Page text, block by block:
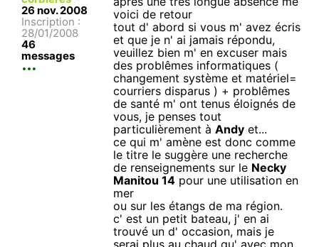
26 nov. 2008
Inscription :
28/01/2008
46
messages
voici de retour
tout d' abord si vous m' avez écris
et que je n' ai jamais répondu,
veuillez bien m' en excuser mais
des problêmes informatiques (
changement système et matériel=
courriers disparus ) + problêmes
de santé m' ont tenus éloignés de
vous, je penses tout
particulièrement àAndy et...
ce qui m' amène est donc comme
le titre le suggère une recherche
de renseignements sur le Necky
Manitou 14 pour une utilisation en
mer
ou sur les étangs de ma région.
c' est un petit bateau, j' en ai
trouvé un d' occasion, mais je
serai plus au chaud qu' avec mon